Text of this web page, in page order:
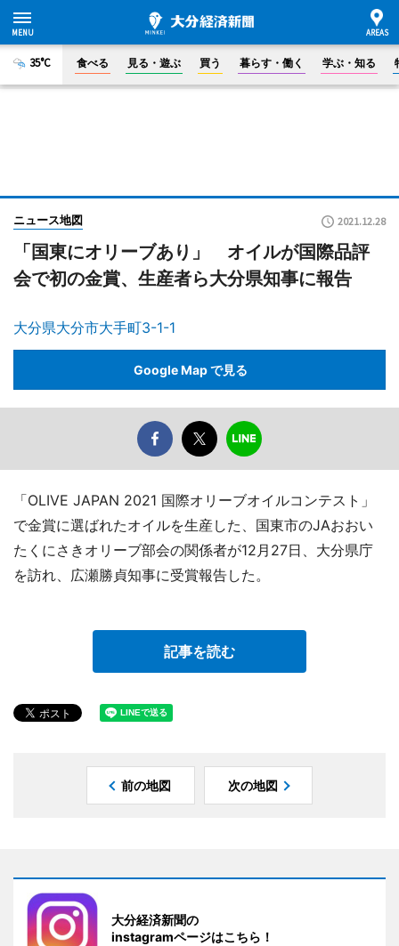
35°C 食べる 見る・遊ぶ 買う 暮らす・働く 学ぶ・知る
ニュース地図 2021.12.28
「国東にオリーブあり」 オイルが国際品評
会で初の金賞、生産者ら大分県知事に報告
大分県大分市大手町3-1-1
Google Map で見る
「OLIVE JAPAN 2021 国際オリーブオイルコンテスト」
で金賞に選ばれたオイルを生産した、国東市のJAおおい
たくにさきオリーブ部会の関係者が12月27日、大分県庁
を訪れ、広瀬勝貞知事に受賞報告した。
記事を読む
前の地図 次の地図
大分経済新聞の
instagramページはこちら！